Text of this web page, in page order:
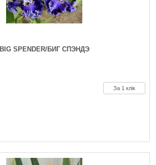
BIG SPENDER/БИГ СПЭНДЭ
За 1 клік